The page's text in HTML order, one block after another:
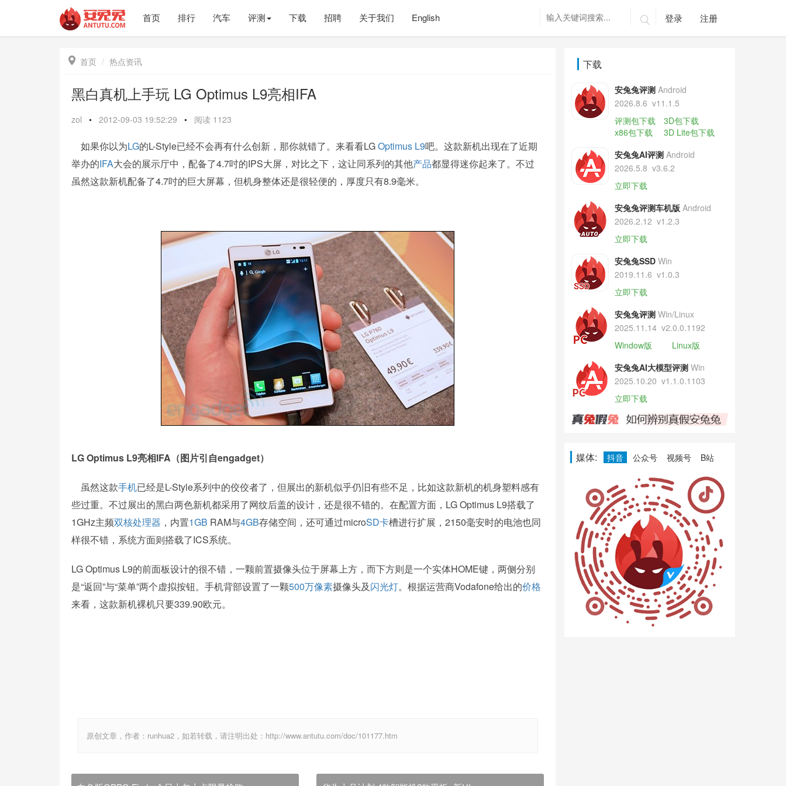
首页 排行 汽车 评测 下载 招聘 关于我们 English  登录 注册
 首页 热点资讯
黑白真机上手玩 LG Optimus L9亮相IFA
zol • 2012-09-03 19:52:29 • 阅读 1123
如果你以为LG的L-Style已经不会再有什么创新，那你就错了。来看看LGOptimus L9吧。这款新机出现在了近期
举办的IFA大会的展示厅中，配备了4.7吋的IPS大屏，对比之下，这让同系列的其他产品都显得迷你起来了。不过
虽然这款新机配备了4.7吋的巨大屏幕，但机身整体还是很轻便的，厚度只有8.9毫米。
LG Optimus L9亮相IFA（图片引自engadget）
虽然这款手机已经是L-Style系列中的佼佼者了，但展出的新机似乎仍旧有些不足，比如这款新机的机身塑料感有
些过重。不过展出的黑白两色新机都采用了网纹后盖的设计，还是很不错的。在配置方面，LG Optimus L9搭载了
1GHz主频双核处理器 ，内置1GB RAM与4GB存储空间，还可通过microSD卡槽进行扩展，2150毫安时的电池也同
样很不错，系统方面则搭载了ICS系统。
LG Optimus L9的前面板设计的很不错，一颗前置摄像头位于屏幕上方，而下方则是一个实体HOME键，两侧分别
是“返回”与“菜单”两个虚拟按钮。手机背部设置了一颗500万像素摄像头及闪光灯。根据运营商Vodafone给出的价格
来看，这款新机裸机只要339.90欧元。
原创文章，作者：runhua2，如若转载，请注明出处：http://www.antutu.com/doc/101177.htm
下载
安兔兔评测 Android
2026.8.6 v11.1.5
评测包下载
3D包下载
x86包下载
3D Lite包下载
安兔兔AI评测 Android
2026.5.8 v3.6.2
立即下载
安兔兔评测车机版 Android
2026.2.12 v1.2.3
立即下载
安兔兔SSD Win
2019.11.6 v1.0.3
立即下载
安兔兔评测 Win/Linux
2025.11.14 v2.0.0.1192
Window版
Linux版
安兔兔AI大模型评测 Win
2025.10.20 v1.1.0.1103
立即下载
媒体: 抖音 公众号 视频号 B站